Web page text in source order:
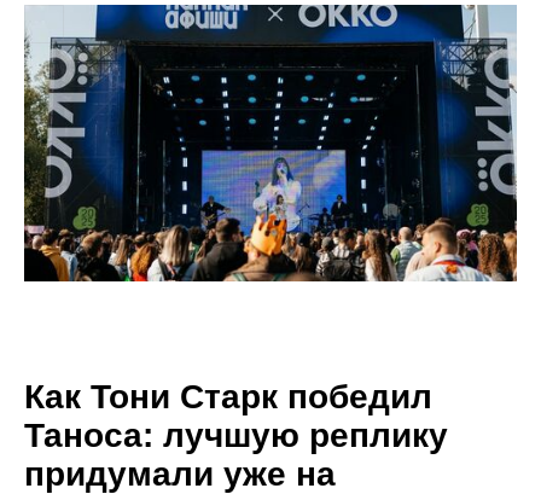
Как Тони Старк победил
Таноса: лучшую реплику
придумали уже на